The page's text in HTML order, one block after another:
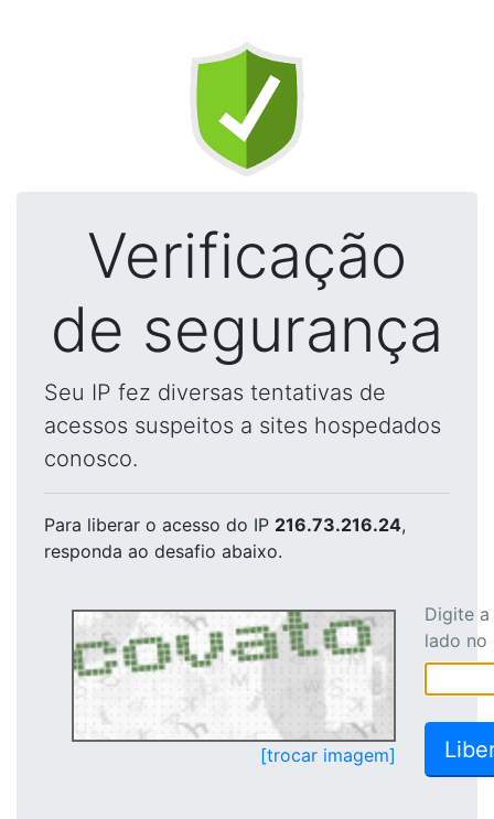
Verificação
de segurança
Seu IP fez diversas tentativas de
acessos suspeitos a sites hospedados
conosco.
Para liberar o acesso do IP 216.73.216.24,
responda ao desafio abaixo.
[trocar imagem]
Digite
lado no